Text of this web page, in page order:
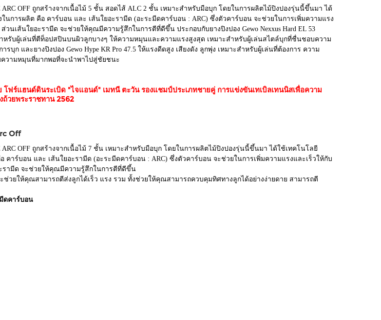
ARC OFF ถูกสร้างจากเนื้อไม้ 5 ชั้น สอดไส้ ALC 2 ชั้น เหมาะสำหรับมือบุก โดยในการผลิตไม้ปิงปองรุ่นนี้ขึ้นมา ได้
นการผลิต คือ คาร์บอน และ เส้นใยอะรามีด (อะระมีดคาร์บอน : ARC) ซึ่งตัวคาร์บอน จะช่วยในการเพิ่มความแรง
วนเส้นใยอะรามีด จะช่วยให้คุณมีความรู้สึกในการตีที่ดีขึ้น ประกอบกับยางปิงปอง Gewo Nexxus Hard EL 53
หรับผู้เล่นที่ตีท็อปสปินบนผิวลูกบางๆ ให้ความหมุนและความแรงสูงสุด เหมาะสำหรับผู้เล่นสไตล์บุกที่ชื่นชอบความ
รบุก และยางปิงปอง Gewo Hype KR Pro 47.5 ให้แรงดีดสูง เสียงดัง ลูกพุ่ง เหมาะสำหรับผู้เล่นที่ต้องการ ความ
วามหมุนที่มากพอที่จะนำพาไปสู่ชัยชนะ
โฟร์แฮนด์ดินระเบิด "ไจแอนด์" เมทนี ตะวัน รองแชมป์ประเภทชายคู่ การแข่งขันเทเบิลเทนนิสเพื่อความ
ถ้วยพระราชทาน 2562
Off
ARC OFF ถูกสร้างจากเนื้อไม้ 7 ชั้น เหมาะสำหรับมือบุก โดยในการผลิตไม้ปิงปองรุ่นนี้ขึ้นมา ได้ใช้เทคโนโลยี
คาร์บอน และ เส้นใยอะรามีด (อะระมีดคาร์บอน : ARC) ซึ่งตัวคาร์บอน จะช่วยในการเพิ่มความแรงและเร็วให้กับ
รามีด จะช่วยให้คุณมีความรู้สึกในการตีที่ดีขึ้น
ช่วยให้คุณสามารถตีส่งลูกได้เร็ว แรง รวม ทั้งช่วยให้คุณสามารถควบคุมทิศทางลูกได้อย่างง่ายดาย สามารถตี
ดคาร์บอน